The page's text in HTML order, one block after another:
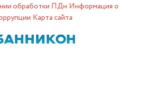
обработки ПДн Информация о
Карта сайта